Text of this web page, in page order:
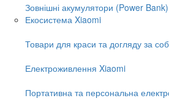
Зовнішні акумулятори (Power Bank)
Екосистема Xiaomi
Товари для краси та догляду за
Електроживлення Xiaomi
Портативна та персональна